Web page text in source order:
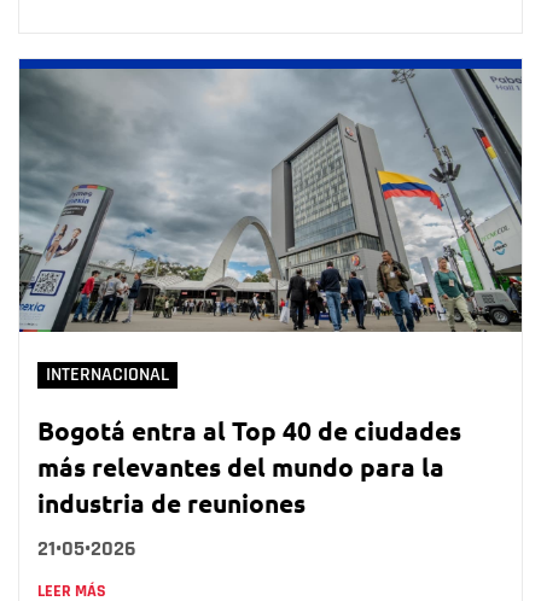
INTERNACIONAL
Bogotá entra al Top 40 de ciudades
más relevantes del mundo para la
industria de reuniones
21•05•2026
LEER MÁS